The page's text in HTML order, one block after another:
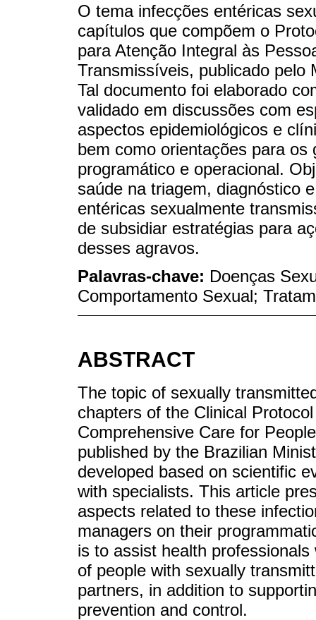
O tema infecções entéricas
capítulos que compõem o
para Atenção Integral às
Transmissíveis, publicado pelo
Tal documento foi elaborado
validado em discussões com
aspectos epidemiológicos e
bem como orientações para
programático e operacional.
saúde na triagem, diagnóstico
entéricas sexualmente
de subsidiar estratégias para
desses agravos.
Palavras-chave: Doenças
Comportamento Sexual;
ABSTRACT
The topic of sexually
chapters of the Clinical
Comprehensive Care for
published by the Brazilian
developed based on scientific
with specialists. This article
aspects related to these
managers on their
is to assist health
of people with sexually
partners, in addition to
prevention and control.